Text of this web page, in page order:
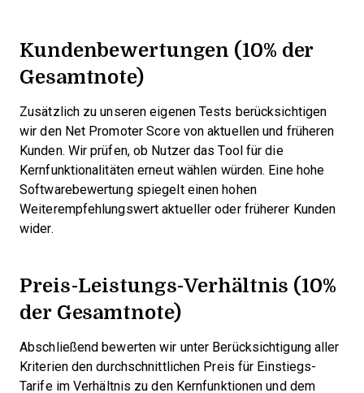
Kundenbewertungen (10% der
Gesamtnote)
Zusätzlich zu unseren eigenen Tests berücksichtigen
wir den Net Promoter Score von aktuellen und früheren
Kunden. Wir prüfen, ob Nutzer das Tool für die
Kernfunktionalitäten erneut wählen würden. Eine hohe
Softwarebewertung spiegelt einen hohen
Weiterempfehlungswert aktueller oder früherer Kunden
wider.
Preis-Leistungs-Verhältnis (10%
der Gesamtnote)
Abschließend bewerten wir unter Berücksichtigung aller
Kriterien den durchschnittlichen Preis für Einstiegs-
Tarife im Verhältnis zu den Kernfunktionen und dem